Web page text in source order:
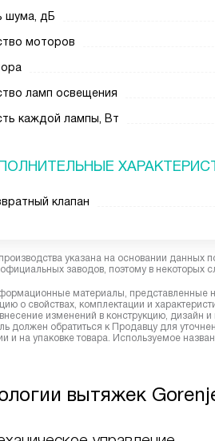
шума, дБ
моторов
ламп освещения
каждой лампы, Вт
клапан
указана на основании
заводов, поэтому в некоторых
материалы, представленные
о свойствах, комплектации и
изменений в конструкцию,
должен обратиться к Продавцу для
и на упаковке товара. Используемое
вытяжек